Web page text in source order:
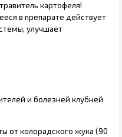
картофеля!
в препарате действует
улучшает
и болезней клубней
от колорадского жука (90